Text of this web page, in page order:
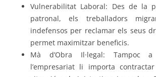
Vulnerabilitat Laboral: Des de la
patronal, els treballadors
indefensos per reclamar els seus
permet maximitzar beneficis.
Mà d’Obra Il·legal:
l’empresariat li importa